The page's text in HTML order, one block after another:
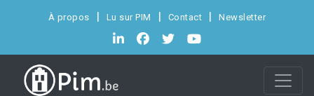
À propos Lu sur PIM Contact Newsletter